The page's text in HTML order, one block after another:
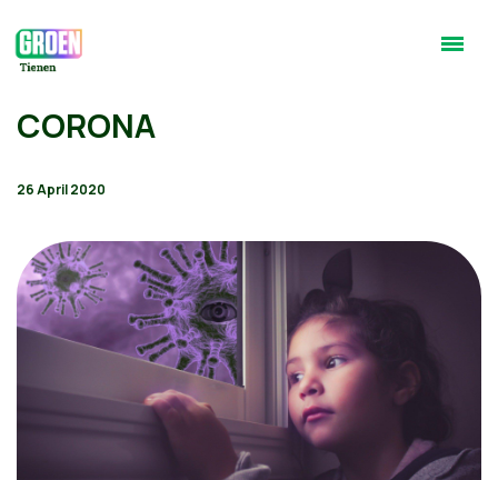
CORONA
26 April 2020